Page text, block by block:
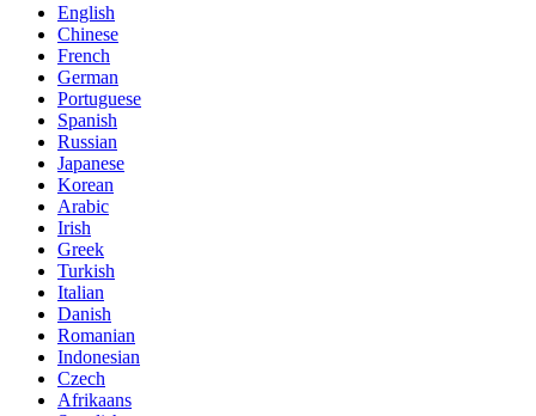
English
Chinese
French
German
Portuguese
Spanish
Russian
Japanese
Korean
Arabic
Irish
Greek
Turkish
Italian
Danish
Romanian
Indonesian
Czech
Afrikaans